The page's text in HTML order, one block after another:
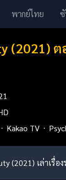
พากย์ไทย
(2021)
Kakao TV
(2021) เล่าเ